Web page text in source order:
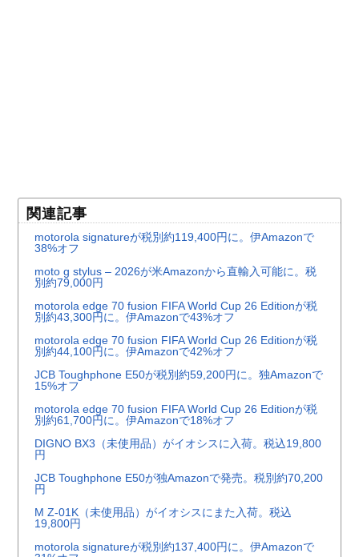
関連記事
motorola signatureが税別約119,400円に。伊Amazonで
38%オフ
moto g stylus – 2026が米Amazonから直輸入可能に。税
別約79,000円
motorola edge 70 fusion FIFA World Cup 26 Editionが税
別約43,300円に。伊Amazonで43%オフ
motorola edge 70 fusion FIFA World Cup 26 Editionが税
別約44,100円に。伊Amazonで42%オフ
JCB Toughphone E50が税別約59,200円に。独Amazonで
15%オフ
motorola edge 70 fusion FIFA World Cup 26 Editionが税
別約61,700円に。伊Amazonで18%オフ
DIGNO BX3（未使用品）がイオシスに入荷。税込19,800
円
JCB Toughphone E50が独Amazonで発売。税別約70,200
円
M Z-01K（未使用品）がイオシスにまた入荷。税込
19,800円
motorola signatureが税別約137,400円に。伊Amazonで